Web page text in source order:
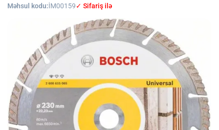
Məhsul kodu:İM00159✓ Sifariş ilə